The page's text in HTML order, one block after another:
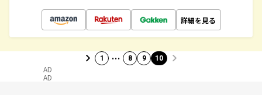
詳細を見る
1 … 8 9 10
AD
AD